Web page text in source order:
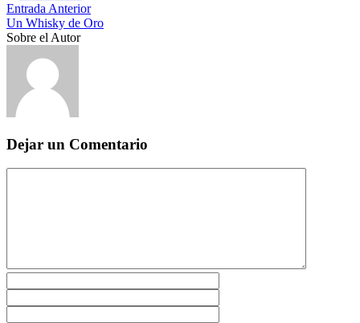
Entrada Anterior
Un Whisky de Oro
Sobre el Autor
Dejar un Comentario